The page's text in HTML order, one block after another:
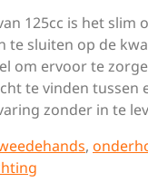
125cc is het slim
sluiten op de
om ervoor te
te vinden tussen
zonder in te
,